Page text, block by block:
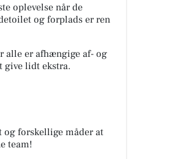
oplevelse når de
og forplads er ren
alle er afhængige af- og
give lidt ekstra.
forskellige måder at
team!